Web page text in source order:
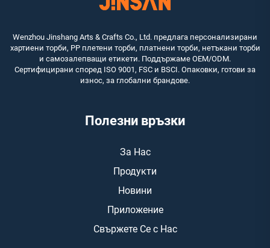
Wenzhou Jinshang Arts & Crafts Co., Ltd. предлага персонализирани
хартиени торби, PP плетени торби, платнени торби, нетъкани торби
и самозалепващи етикети. Поддържаме OEM/ODM.
Сертифицирани според ISO 9001, FSC и BSCI. Опаковки, готови за
износ, за глобални брандове.
Полезни връзки
За Нас
Продукти
Новини
Приложение
Свържете Се с Нас